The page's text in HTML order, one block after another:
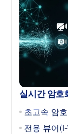
실시간 암호
초고속 암
전용 뷰어